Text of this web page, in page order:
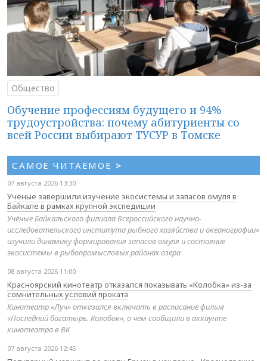
Общество
Обучение профессиям будущего и 94%
трудоустройства: почему абитуриенты со
всей России выбирают ТУСУР в Томске
САМОЕ ЧИТАЕМОЕ >
07 августа 2026 13:30
Учёные завершили изучение экосистемы и запасов омуля в
Байкале в рамках крупной экспедиции
Учёные Байкальского филиала Всероссийского научно-
исследовательского института рыбного хозяйства и океанографии»
изучили динамику формирования запасов омуля и состояние
экосистемы в рыбопромысловых районах озера
08 августа 2026 11:00
Красноярский кинотеатр отказался показывать «Колобка» из-за
сомнительных условий проката
Кинотеатр «Луч» отказался включать в расписание фильм
«Последний богатырь. Колобок», о чем сообщили в аккаунте
кинотеатра в ВК
07 августа 2026 12:45